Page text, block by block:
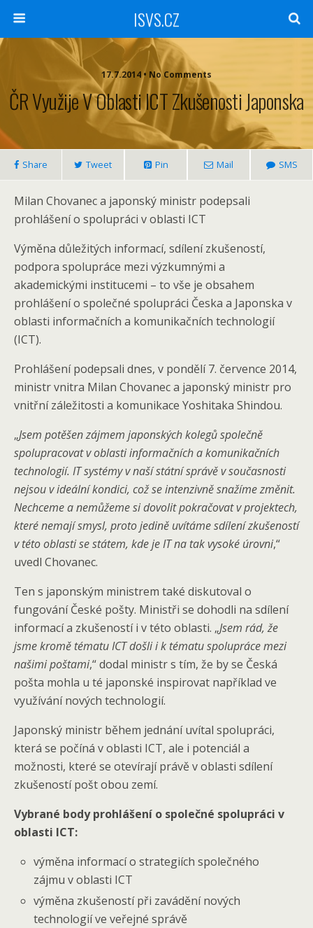
ISVS.CZ
17.7.2014 • No Comments
ČR Využije V Oblasti ICT Zkušenosti Japonska
Share Tweet Pin Mail SMS
Milan Chovanec a japonský ministr podepsali
prohlášení o spolupráci v oblasti ICT
Výměna důležitých informací, sdílení zkušeností,
podpora spolupráce mezi výzkumnými a
akademickými institucemi – to vše je obsahem
prohlášení o společné spolupráci Česka a Japonska v
oblasti informačních a komunikačních technologií
(ICT).
Prohlášení podepsali dnes, v pondělí 7. července 2014,
ministr vnitra Milan Chovanec a japonský ministr pro
vnitřní záležitosti a komunikace Yoshitaka Shindou.
„Jsem potěšen zájmem japonských kolegů společně
spolupracovat v oblasti informačních a komunikačních
technologií. IT systémy v naší státní správě v současnosti
nejsou v ideální kondici, což se intenzivně snažíme změnit.
Nechceme a nemůžeme si dovolit pokračovat v projektech,
které nemají smysl, proto jedině uvítáme sdílení zkušeností
v této oblasti se státem, kde je IT na tak vysoké úrovni,“
uvedl Chovanec.
Ten s japonským ministrem také diskutoval o
fungování České pošty. Ministři se dohodli na sdílení
informací a zkušeností i v této oblasti. „Jsem rád, že
jsme kromě tématu ICT došli i k tématu spolupráce mezi
našimi poštami,“ dodal ministr s tím, že by se Česká
pošta mohla u té japonské inspirovat například ve
využívání nových technologií.
Japonský ministr během jednání uvítal spolupráci,
která se počíná v oblasti ICT, ale i potenciál a
možnosti, které se otevírají právě v oblasti sdílení
zkušeností pošt obou zemí.
Vybrané body prohlášení o společné spolupráci v
oblasti ICT:
výměna informací o strategiích společného
zájmu v oblasti ICT
výměna zkušeností při zavádění nových
technologií ve veřejné správě